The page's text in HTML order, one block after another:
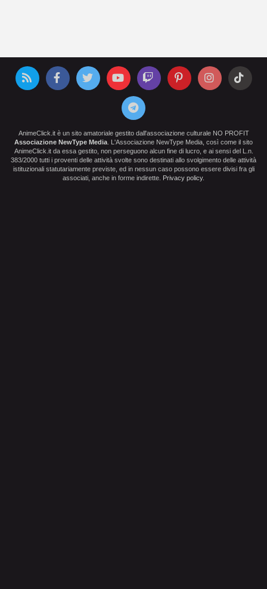
AnimeClick.it è un sito amatoriale gestito dall'associazione culturale NO PROFIT
Associazione NewType Media . L'Associazione NewType Media, così come il sito
AnimeClick.it da essa gestito, non perseguono alcun fine di lucro, e ai sensi del L.n.
383/2000 tutti i proventi delle attività svolte sono destinati allo svolgimento delle attività
istituzionali statutariamente previste, ed in nessun caso possono essere divisi fra gli
associati, anche in forme indirette. Privacy policy.